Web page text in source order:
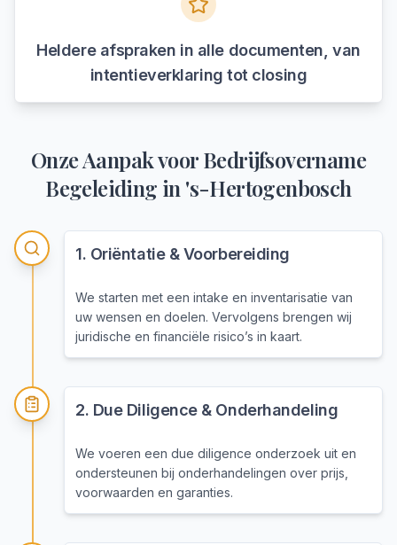
Heldere afspraken in alle documenten, van
intentieverklaring tot closing
Onze Aanpak voorBedrijfsovername
Begeleiding in 's-Hertogenbosch
1. Oriëntatie & Voorbereiding
We starten met een intake en inventarisatie van
uw wensen en doelen. Vervolgens brengen wij
juridische en financiële risico’s in kaart.
2. Due Diligence & Onderhandeling
We voeren een due diligence onderzoek uit en
ondersteunen bij onderhandelingen over prijs,
voorwaarden en garanties.